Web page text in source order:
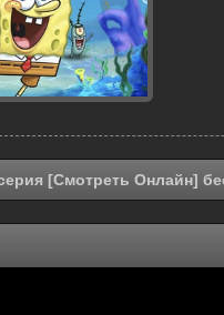
[Смотреть Онлайн]